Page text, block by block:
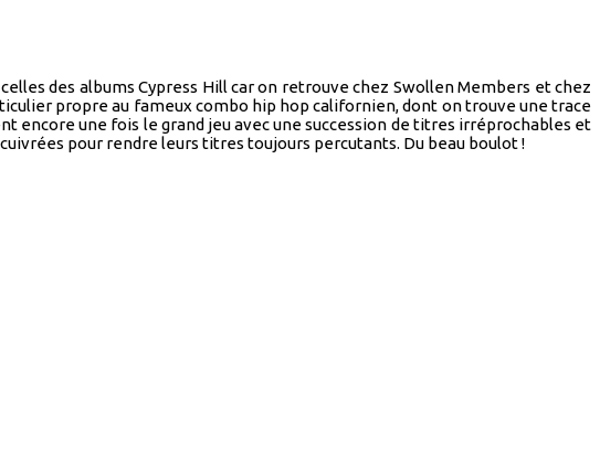
des albums Cypress Hill car on retrouve chez Swollen Members et chez
propre au fameux combo hip hop californien, dont on trouve une trace
encore une fois le grand jeu avec une succession de titres irréprochables et
pour rendre leurs titres toujours percutants. Du beau boulot !